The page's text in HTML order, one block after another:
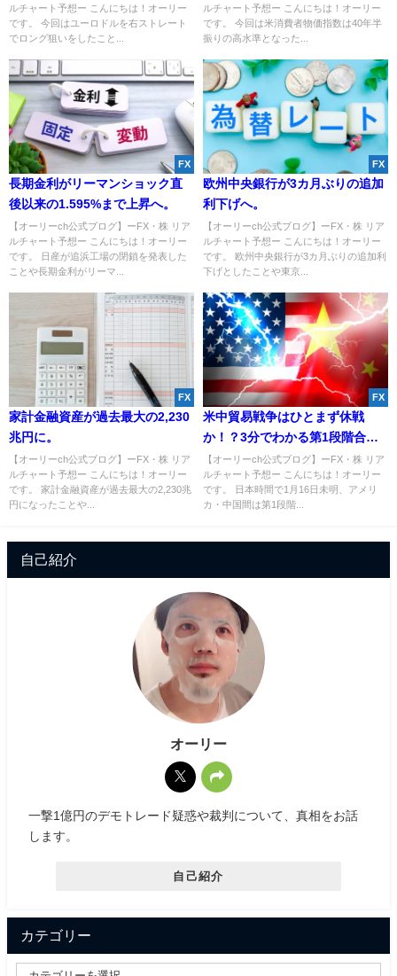
理由とは？
ルチャート予想ー こんにちは！オーリー
です。 今回はユーロドルを右ストレート
でロング狙いをしたこと...
ルチャート予想ー こんにちは！オーリー
です。 今回は米消費者物価指数は40年半
振りの高水準となった...
FX
長期金利がリーマンショック直
後以来の1.595%まで上昇へ。
【オーリーch公式ブログ】ーFX・株 リア
ルチャート予想ー こんにちは！オーリー
です。 日産が追浜工場の閉鎖を発表した
ことや長期金利がリーマ...
FX
欧州中央銀行が3カ月ぶりの追加
利下げへ。
【オーリーch公式ブログ】ーFX・株 リア
ルチャート予想ー こんにちは！オーリー
です。 欧州中央銀行が3カ月ぶりの追加利
下げとしたことや東京...
FX
家計金融資産が過去最大の2,230
兆円に。
【オーリーch公式ブログ】ーFX・株 リア
ルチャート予想ー こんにちは！オーリー
です。 家計金融資産が過去最大の2,230兆
円になったことや...
FX
米中貿易戦争はひとまず休戦
か！？3分でわかる第1段階合意
とは？
【オーリーch公式ブログ】ーFX・株 リア
ルチャート予想ー こんにちは！オーリー
です。 日本時間で1月16日未明、アメリ
カ・中国間は第1段階...
自己紹介
オーリー
一撃1億円のデモトレード疑惑や裁判について、真相をお話
します。
自己紹介
カテゴリー